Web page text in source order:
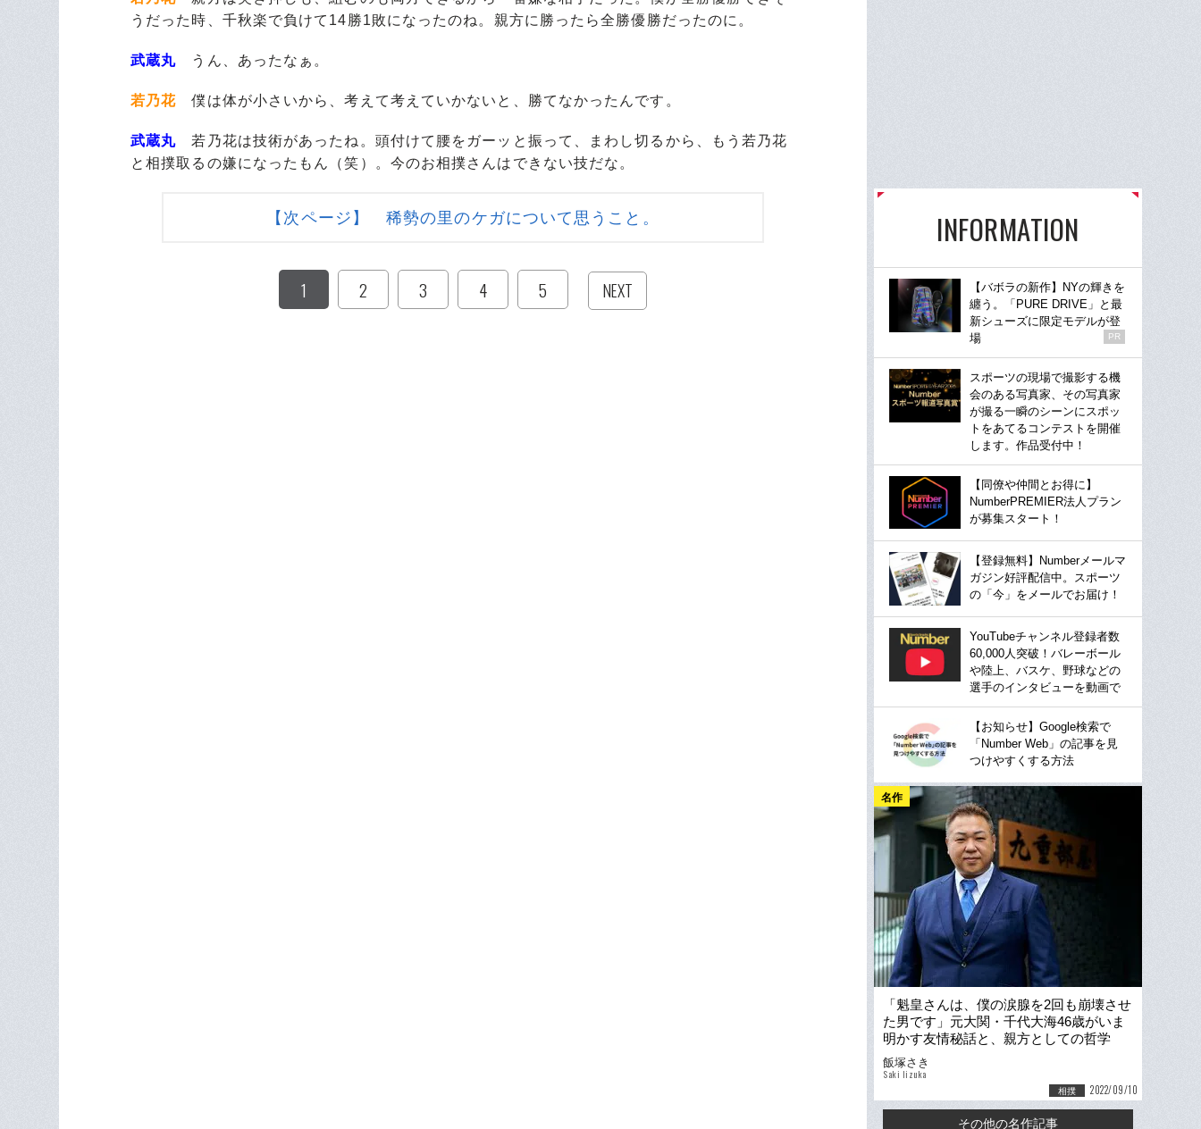
うだった時、千秋楽で負けて14勝1敗になったのね。親方に勝ったら全勝優勝だったのに。
武蔵丸 うん、あったなぁ。
若乃花 僕は体が小さいから、考えて考えていかないと、勝てなかったんです。
武蔵丸 若乃花は技術があったね。頭付けて腰をガーッと振って、まわし切るから、もう若乃花
と相撲取るの嫌になったもん（笑）。今のお相撲さんはできない技だな。
【次ページ】 稀勢の里のケガについて思うこと。
1 2 3 4 5 NEXT
INFORMATION
【バボラの新作】NYの輝きを
纏う。「PURE DRIVE」と最
新シューズに限定モデルが登
場
PR
スポーツの現場で撮影する機
会のある写真家、その写真家
が撮る一瞬のシーンにスポッ
トをあてるコンテストを開催
します。作品受付中！
【同僚や仲間とお得に】
NumberPREMIER法人プラン
が募集スタート！
【登録無料】Numberメールマ
ガジン好評配信中。スポーツ
の「今」をメールでお届け！
YouTubeチャンネル登録者数
60,000人突破！バレーボール
や陸上、バスケ、野球などの
選手のインタビューを動画で
【お知らせ】Google検索で
「Number Web」の記事を見
つけやすくする方法
名作
「魁皇さんは、僕の涙腺を2回も崩壊させ
た男です」元大関・千代大海46歳がいま
明かす友情秘話と、親方としての哲学
「弟子に学ぶことのほうが…」
飯塚さき
Saki Iizuka
相撲 2022/09/10
その他の名作記事